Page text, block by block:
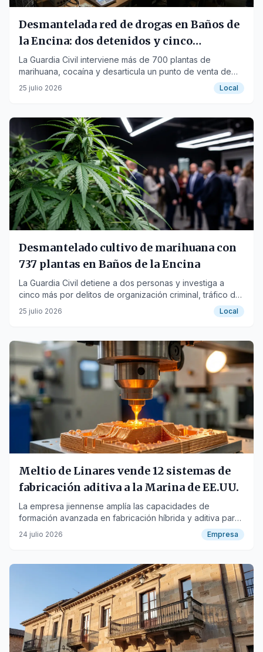
Desmantelada red de drogas en Baños de
la Encina: dos detenidos y cinco
investigados
La Guardia Civil interviene más de 700 plantas de
marihuana, cocaína y desarticula un punto de venta de
estupefacientes.
25 julio 2026 Local
Desmantelado cultivo de marihuana con
737 plantas en Baños de la Encina
La Guardia Civil detiene a dos personas y investiga a
cinco más por delitos de organización criminal, tráfico de
drogas y defraudación eléctrica.
25 julio 2026 Local
Meltio de Linares vende 12 sistemas de
fabricación aditiva a la Marina de EE.UU.
La empresa jiennense amplía las capacidades de
formación avanzada en fabricación híbrida y aditiva para
marineros estadounidenses.
24 julio 2026 Empresa